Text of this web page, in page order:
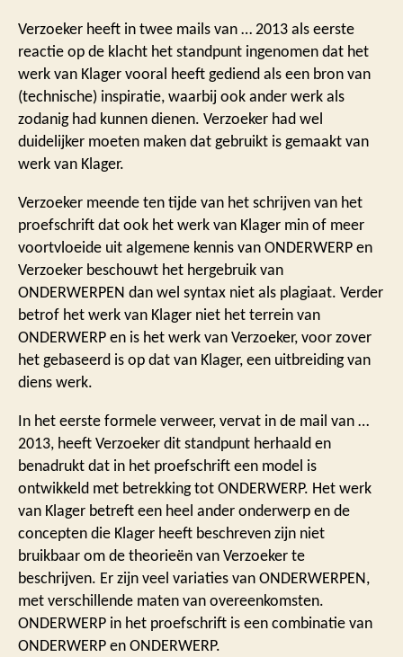
Verzoeker heeft in twee mails van … 2013 als eerste
reactie op de klacht het standpunt ingenomen dat het
werk van Klager vooral heeft gediend als een bron van
(technische) inspiratie, waarbij ook ander werk als
zodanig had kunnen dienen. Verzoeker had wel
duidelijker moeten maken dat gebruikt is gemaakt van
werk van Klager.
Verzoeker meende ten tijde van het schrijven van het
proefschrift dat ook het werk van Klager min of meer
voortvloeide uit algemene kennis van ONDERWERP en
Verzoeker beschouwt het hergebruik van
ONDERWERPEN dan wel syntax niet als plagiaat. Verder
betrof het werk van Klager niet het terrein van
ONDERWERP en is het werk van Verzoeker, voor zover
het gebaseerd is op dat van Klager, een uitbreiding van
diens werk.
In het eerste formele verweer, vervat in de mail van …
2013, heeft Verzoeker dit standpunt herhaald en
benadrukt dat in het proefschrift een model is
ontwikkeld met betrekking tot ONDERWERP. Het werk
van Klager betreft een heel ander onderwerp en de
concepten die Klager heeft beschreven zijn niet
bruikbaar om de theorieën van Verzoeker te
beschrijven. Er zijn veel variaties van ONDERWERPEN,
met verschillende maten van overeenkomsten.
ONDERWERP in het proefschrift is een combinatie van
ONDERWERP en ONDERWERP.